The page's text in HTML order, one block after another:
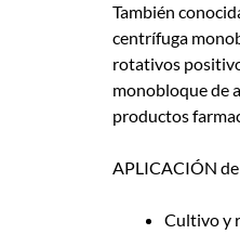
También
centrífuga
rotativos
monobloque de
productos
APLICACIÓN de
Cultivo y